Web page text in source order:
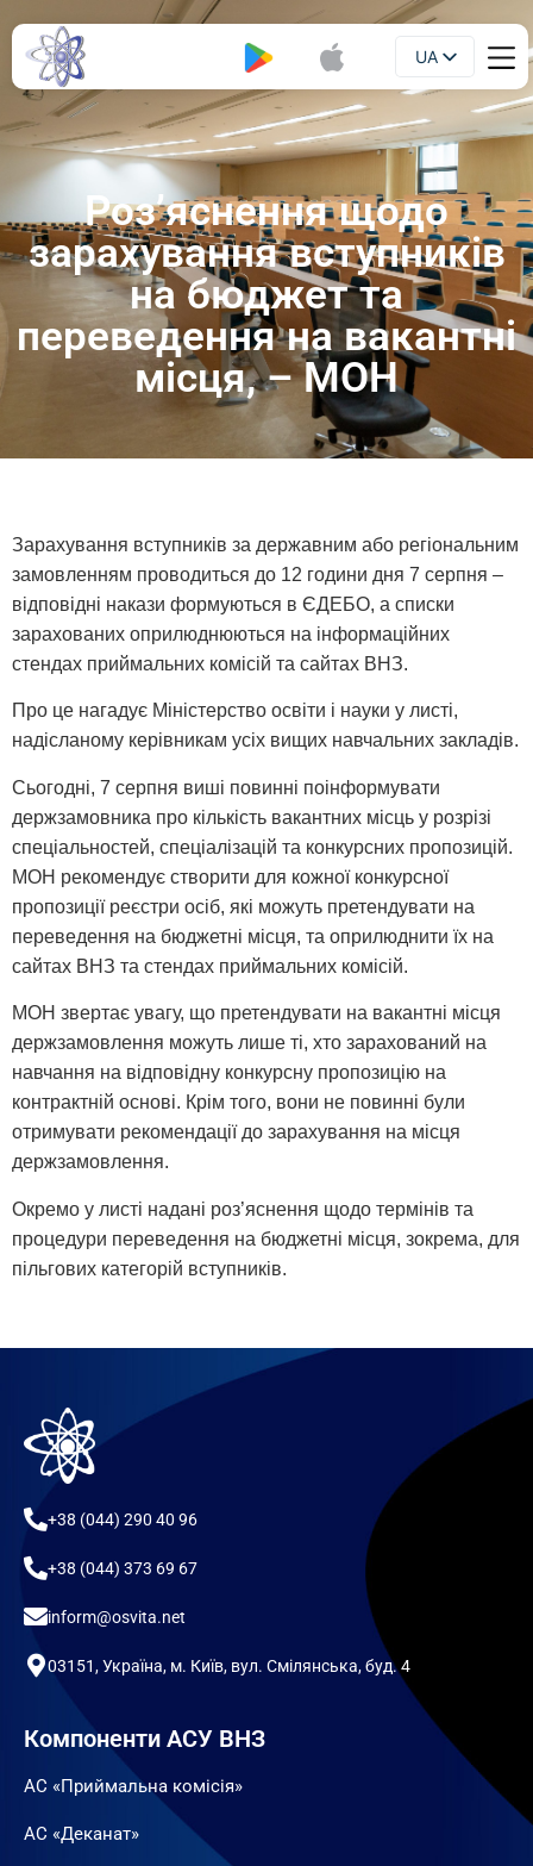
UA
EN
Роз’яснення щодо
зарахування вступників
на бюджет та
переведення на вакантні
місця, – МОН
Зарахування вступників за державним або регіональним
замовленням проводиться до 12 години дня 7 серпня –
відповідні накази формуються в ЄДЕБО, а списки
зарахованих оприлюднюються на інформаційних
стендах приймальних комісій та сайтах ВНЗ.
Про це нагадує Міністерство освіти і науки у листі,
надісланому керівникам усіх вищих навчальних закладів.
Сьогодні, 7 серпня виші повинні поінформувати
держзамовника про кількість вакантних місць у розрізі
спеціальностей, спеціалізацій та конкурсних пропозицій.
МОН рекомендує створити для кожної конкурсної
пропозиції реєстри осіб, які можуть претендувати на
переведення на бюджетні місця, та оприлюднити їх на
сайтах ВНЗ та стендах приймальних комісій.
МОН звертає увагу, що претендувати на вакантні місця
держзамовлення можуть лише ті, хто зарахований на
навчання на відповідну конкурсну пропозицію на
контрактній основі. Крім того, вони не повинні були
отримувати рекомендації до зарахування на місця
держзамовлення.
Окремо у листі надані роз’яснення щодо термінів та
процедури переведення на бюджетні місця, зокрема, для
пільгових категорій вступників.
+38 (044) 290 40 96
+38 (044) 373 69 67
inform@osvita.net
03151, Україна, м. Київ, вул. Смілянська, буд. 4
Компоненти АСУ ВНЗ
АС «Приймальна комісія»
АС «Деканат»